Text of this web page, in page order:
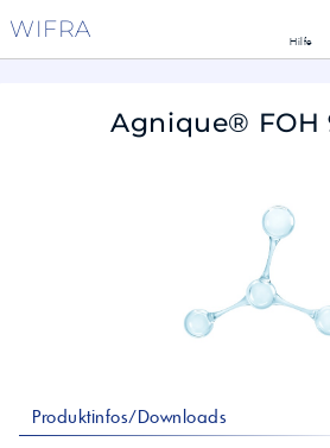
WIFRA Hilfe
Agnique® FOH
Produktinfos/Downloads